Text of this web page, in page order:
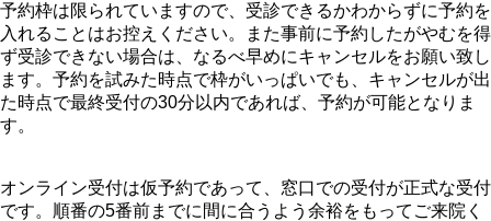
予約枠は限られていますので、受診できるかわからずに予約を
入れることはお控えください。また事前に予約したがやむを得
ず受診できない場合は、なるべ早めにキャンセルをお願い致し
ます。予約を試みた時点で枠がいっぱいでも、キャンセルが出
た時点で最終受付の30分以内であれば、予約が可能となりま
す。
オンライン受付は仮予約であって、窓口での受付が正式な受付
です。順番の5番前までに間に合うよう余裕をもってご来院く